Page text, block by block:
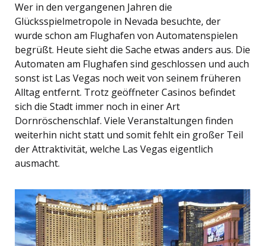
Wer in den vergangenen Jahren die
Glücksspielmetropole in Nevada besuchte, der
wurde schon am Flughafen von Automatenspielen
begrüßt. Heute sieht die Sache etwas anders aus. Die
Automaten am Flughafen sind geschlossen und auch
sonst ist Las Vegas noch weit von seinem früheren
Alltag entfernt. Trotz geöffneter Casinos befindet
sich die Stadt immer noch in einer Art
Dornröschenschlaf. Viele Veranstaltungen finden
weiterhin nicht statt und somit fehlt ein großer Teil
der Attraktivität, welche Las Vegas eigentlich
ausmacht.